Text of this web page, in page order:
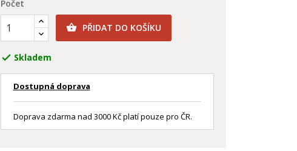
Počet
 PŘIDAT DO KOŠÍKU
 Skladem
Dostupná doprava
Doprava zdarma nad 3000 Kč platí pouze pro ČR.